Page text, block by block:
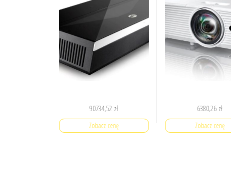
90734,52 zł
Zobacz cenę
6380,26 zł
Zobacz cenę